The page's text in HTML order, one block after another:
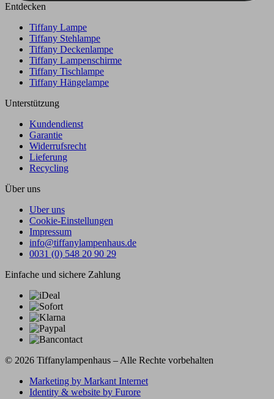
Entdecken
Tiffany Lampe
Tiffany Stehlampe
Tiffany Deckenlampe
Tiffany Lampenschirme
Tiffany Tischlampe
Tiffany Hängelampe
Unterstützung
Kundendienst
Garantie
Widerrufsrecht
Lieferung
Recycling
Über uns
Uber uns
Cookie-Einstellungen
Impressum
info@tiffanylampenhaus.de
0031 (0) 548 20 90 29
Einfache und sichere Zahlung
© 2026 Tiffanylampenhaus – Alle Rechte vorbehalten
Marketing by Markant Internet
Identity & website by Furore